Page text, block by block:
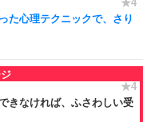
た心理テクニックで、さり
きなければ、ふさわしい受